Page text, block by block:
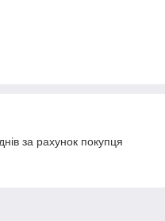
за рахунок покупця